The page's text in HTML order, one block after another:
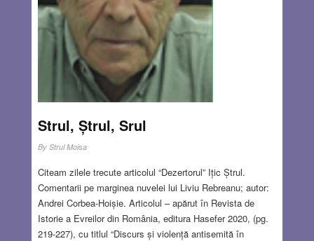
MAR 11, 2021 4 COMMENTS
Strul, Ștrul, Srul
By Strul Moisa
Citeam zilele trecute articolul “Dezertorul” Ițic Ștrul.
Comentarii pe marginea nuvelei lui Liviu Rebreanu; autor:
Andrei Corbea-Hoișie. Articolul – apărut în Revista de
Istorie a Evreilor din România, editura Hasefer 2020, (pg.
219-227), cu titlul “Discurs și violență antisemită în